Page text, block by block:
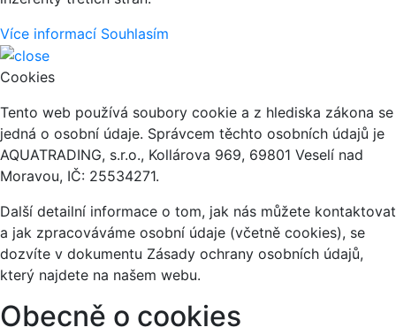
Více informací Souhlasím
Cookies
Tento web používá soubory cookie a z hlediska zákona se
jedná o osobní údaje. Správcem těchto osobních údajů je
AQUATRADING, s.r.o., Kollárova 969, 69801 Veselí nad
Moravou, IČ: 25534271.
Další detailní informace o tom, jak nás můžete kontaktovat
a jak zpracováváme osobní údaje (včetně cookies), se
dozvíte v dokumentu Zásady ochrany osobních údajů,
který najdete na našem webu.
Obecně o cookies